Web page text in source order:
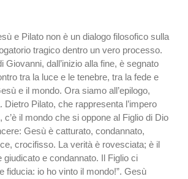
e Pilato non è un dialogo filosofico sulla
tragico dentro un vero processo.
Giovanni, dall’inizio alla fine, è segnato
tra la luce e le tenebre, tra la fede e
e il mondo. Ora siamo all’epilogo,
Dietro Pilato, che rappresenta l’impero
c’è il mondo che si oppone al Figlio di Dio
Gesù è catturato, condannato,
crocifisso. La verità è rovesciata; è il
giudicato e condannato. Il Figlio ci
fiducia: io ho vinto il mondo!”. Gesù